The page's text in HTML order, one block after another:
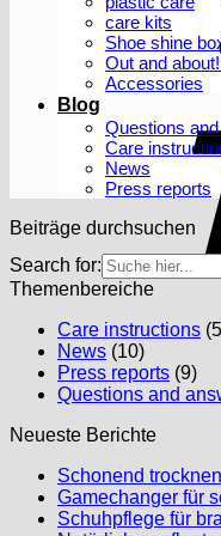
care kits
Shoe shine
Out and
Accessories
Blog
Questions
Care
News
Press reports
Beiträge durchsuchen
Search for:
Themenbereiche
Care instructions
News (10)
Press reports (9)
Questions and
Neueste Berichte
Schonend
Gamechanger für
Schuhpflege für